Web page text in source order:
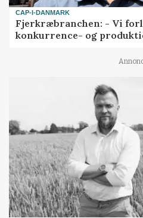
CAP-I-DANMARK
Fjerkræbranchen: - Vi
konkurrence- og